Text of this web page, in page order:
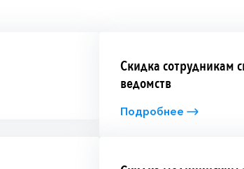
Скидка сотрудникам
ведомств
Подробнее